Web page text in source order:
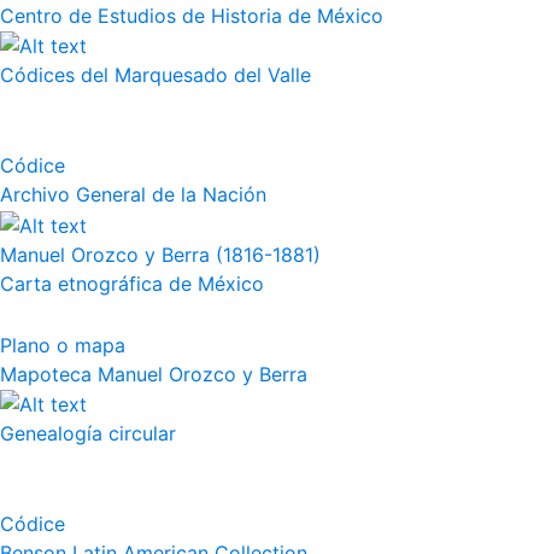
Centro de Estudios de Historia de México
Códices del Marquesado del Valle
Códice
Archivo General de la Nación
Manuel Orozco y Berra (1816-1881)
Carta etnográfica de México
Plano o mapa
Mapoteca Manuel Orozco y Berra
Genealogía circular
Códice